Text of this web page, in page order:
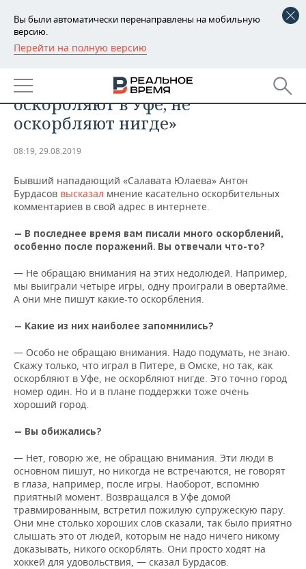
Вы были автоматически перенаправлены на мобильную
версию.
Перейти на полную версию
РЕГИОНЫ
БАШКОРТОСТАН
ТАТАРСТАН
НОВОСТИ
АНАЛИТИКА
ДЕКЛАРАЦИИ О ДОХОДАХ
КОРОЛИ ГОСЗАКАЗА ПФО
ВУЗЫ ТАТАРСТАНА
КОМУ ПРИНАДЛЕЖАТ
ТОРГОВЫЕ ЦЕНТРЫ
ТАТАРСТАНА
НОВОСТИ ЭКОНОМИКИ
ФИНАНСЫ
БАНКИ
БЮДЖЕТ
ИНВЕСТИЦИИ
ПРОМЫШЛЕННОСТЬ
НОВОСТИ
ПРОМЫШЛЕННОСТИ
АГРОПРОМ
МАШИНОСТРОЕНИЕ
ОПК
ЭНЕРГЕТИКА
НЕДВИЖИМОСТЬ
НОВОСТИ НЕДВИЖИМОСТИ
АВТО
НОВОСТИ АВТО
БИЗНЕС
НОВОСТИ БИЗНЕСА
РОЗНИЧНАЯ ТОРГОВЛЯ
ТРАНСПОРТ
УСЛУГИ
ТЕХНОЛОГИИ
НОВОСТИ ТЕХНОЛОГИЙ
IT
МЕДИА
ТЕЛЕКОММУНИКАЦИИ
МЕРОПРИЯТИЯ
НОВОСТИ МЕРОПРИЯТИЙ
ВЫЕЗДНАЯ РЕДАКЦИЯ
БИЗНЕС-БРАНЧИ
ONLINE-КОНФЕРЕНЦИИ
ОТКРЫТАЯ ЛЕКЦИЯ
СПОРТ
НОВОСТИ СПОРТА
ФУТБОЛ
ХОККЕЙ
БАСКЕТБОЛ
ВОЛЕЙБОЛ
КИБЕРСПОРТ
ОБЩЕСТВО
НОВОСТИ ОБЩЕСТВА
ВЛАСТЬ
ИНФРАСТРУКТУРА
ИСТОРИЯ
КУЛЬТУРА
ФОТОГАЛЕРЕЯ
СЮЖЕТЫ
СПРАВОЧНИК
СПИСОК ПЕРСОН
СПИСОК КОМПАНИЙ
ПОЛНАЯ ВЕРСИЯ
Антон Бурдасов: «Так, как
оскорбляют в Уфе, не
оскорбляют нигде»
08:19, 29.08.2019
Бывший нападающий «Салавата Юлаева» Антон
Бурдасов высказал мнение касательно оскорбительных
комментариев в свой адрес в интернете.
— В последнее время вам писали много оскорблений,
особенно после поражений. Вы отвечали что-то?
— Не обращаю внимания на этих недолюдей. Например,
мы выиграли четыре игры, одну проиграли в овертайме.
А они мне пишут какие-то оскорбления.
— Какие из них наиболее запомнились?
— Особо не обращаю внимания. Надо подумать, не знаю.
Скажу только, что играл в Питере, в Омске, но так, как
оскорбляют в Уфе, не оскорбляют нигде. Это точно город
номер один. Но и в плане поддержки тоже очень
хороший город.
— Вы обижались?
— Нет, говорю же, не обращаю внимания. Эти люди в
основном пишут, но никогда не встречаются, не говорят
в глаза, например, после игры. Наоборот, вспомню
приятный момент. Возвращался в Уфе домой
травмированным, встретил пожилую супружескую пару.
Они мне столько хороших слов сказали, так было приятно
слышать это от людей, которым не надо ничего никому
доказывать, никого оскорблять. Они просто ходят на
хоккей для удовольствия, — сказал Бурдасов.